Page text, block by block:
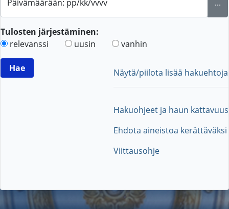
Päivämäärään: pp/kk/vvvv ...
Tulosten järjestäminen:
relevanssi
uusin vanhin
Näytä/piilota lisää hakuehtoja
Hakuohjeet ja haun kattavuus
Ehdota aineistoa kerättäväksi
Viittausohje